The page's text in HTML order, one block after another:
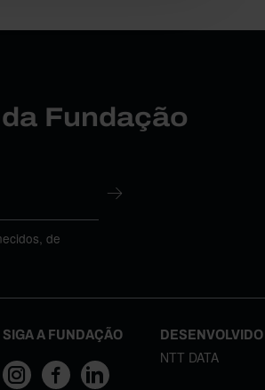
Fundação
de
SIGA A FUNDAÇÃO DESENVOLVIDO
NTT DATA